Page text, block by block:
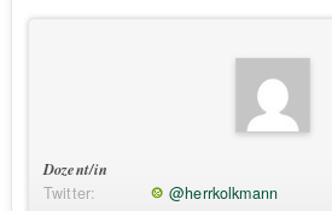
Dozent/in
Twitter:
@herrkolkmann